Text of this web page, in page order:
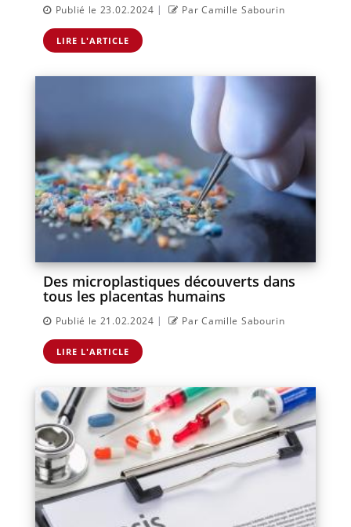
Publié le 23.02.2024 | Par Camille Sabourin
LIRE L'ARTICLE
Des microplastiques découverts dans
tous les placentas humains
Publié le 21.02.2024 | Par Camille Sabourin
LIRE L'ARTICLE